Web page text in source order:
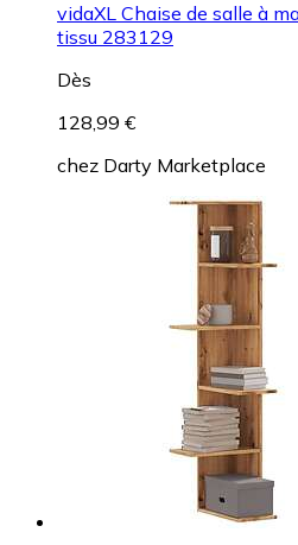
vidaXL Chaise de salle à
tissu 283129
Dès
128,99 €
chez Darty Marketplace